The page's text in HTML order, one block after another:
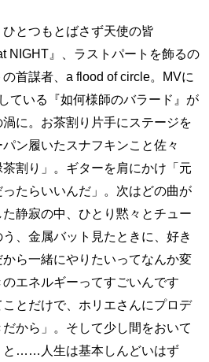
ひとつもとばさず天使の皆
NIGHT』、ラストパートを飾るの
首謀者、a flood of circle。MVに
ている『如何様師のバラード』が
に。お茶割り片手にステージを
ン履いたスナフキンこと佐々
割り」。ギターを肩にかけ「元
たらいいんだ」。次はどの曲が
静寂の中、ひとり黙々とチュー
、金属バット見たときに、好き
ら一緒にやりたいってなんか変
エネルギーってすごいんです
とだけで、ホリエさんにプロデ
から」。そして少し間をおいて
と……人生は基本しんどいはず